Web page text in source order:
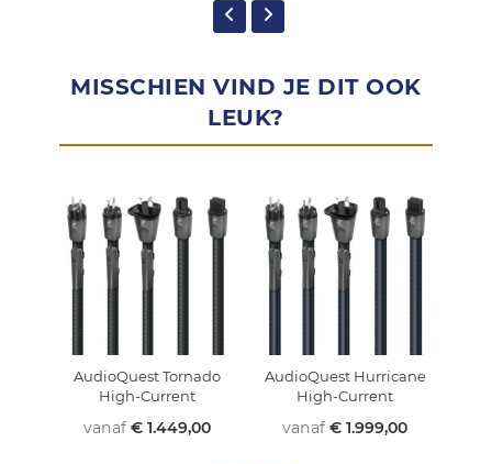
MISSCHIEN VIND JE DIT OOK
LEUK?
AudioQuest Tornado
High-Current
vanaf € 1.449,00
AudioQuest Hurricane
High-Current
vanaf € 1.999,00